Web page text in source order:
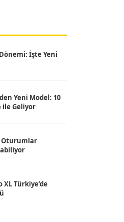
İşte Yeni
Yeni Model: 10
ile Geliyor
Oturumlar
XL Türkiye’de